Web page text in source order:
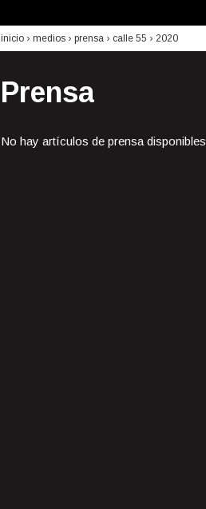
inicio › medios › prensa › calle 55 › 2020
Prensa
No hay artículos de prensa disponibles